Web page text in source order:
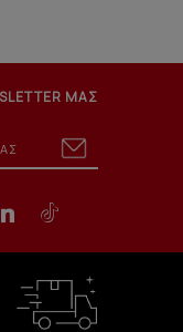
ΜΑΣ